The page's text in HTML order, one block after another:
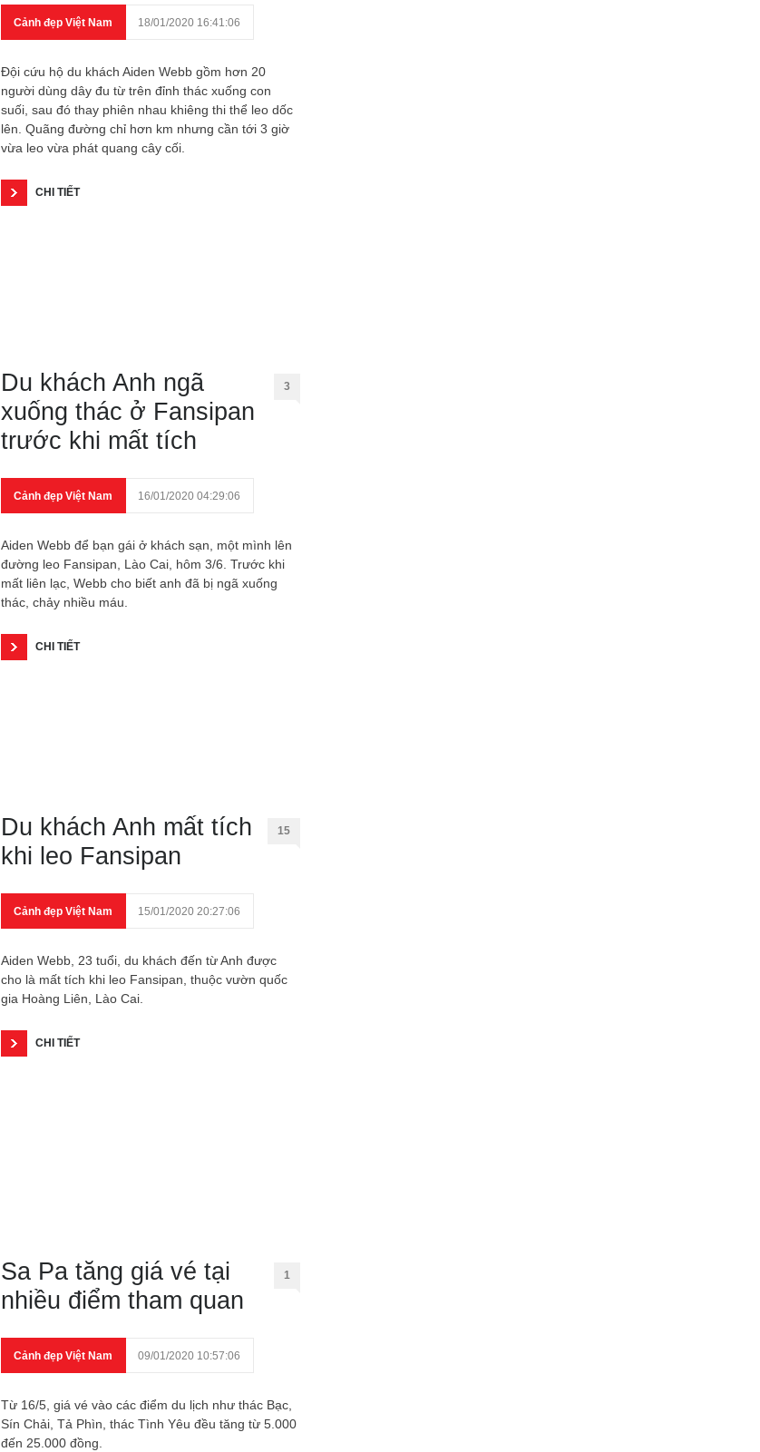
Cảnh đẹp Việt Nam 18/01/2020 16:41:06
Đội cứu hộ du khách Aiden Webb gồm hơn 20
người dùng dây đu từ trên đỉnh thác xuống con
suối, sau đó thay phiên nhau khiêng thi thể leo dốc
lên. Quãng đường chỉ hơn km nhưng cần tới 3 giờ
vừa leo vừa phát quang cây cối.
CHI TIẾT
Du khách Anh ngã
xuống thác ở Fansipan
trước khi mất tích
3
Cảnh đẹp Việt Nam 16/01/2020 04:29:06
Aiden Webb để bạn gái ở khách sạn, một mình lên
đường leo Fansipan, Lào Cai, hôm 3/6. Trước khi
mất liên lạc, Webb cho biết anh đã bị ngã xuống
thác, chảy nhiều máu.
CHI TIẾT
Du khách Anh mất tích
khi leo Fansipan
15
Cảnh đẹp Việt Nam 15/01/2020 20:27:06
Aiden Webb, 23 tuổi, du khách đến từ Anh được
cho là mất tích khi leo Fansipan, thuộc vườn quốc
gia Hoàng Liên, Lào Cai.
CHI TIẾT
Sa Pa tăng giá vé tại
nhiều điểm tham quan
1
Cảnh đẹp Việt Nam 09/01/2020 10:57:06
Từ 16/5, giá vé vào các điểm du lịch như thác Bạc,
Sín Chải, Tả Phìn, thác Tình Yêu đều tăng từ 5.000
đến 25.000 đồng.